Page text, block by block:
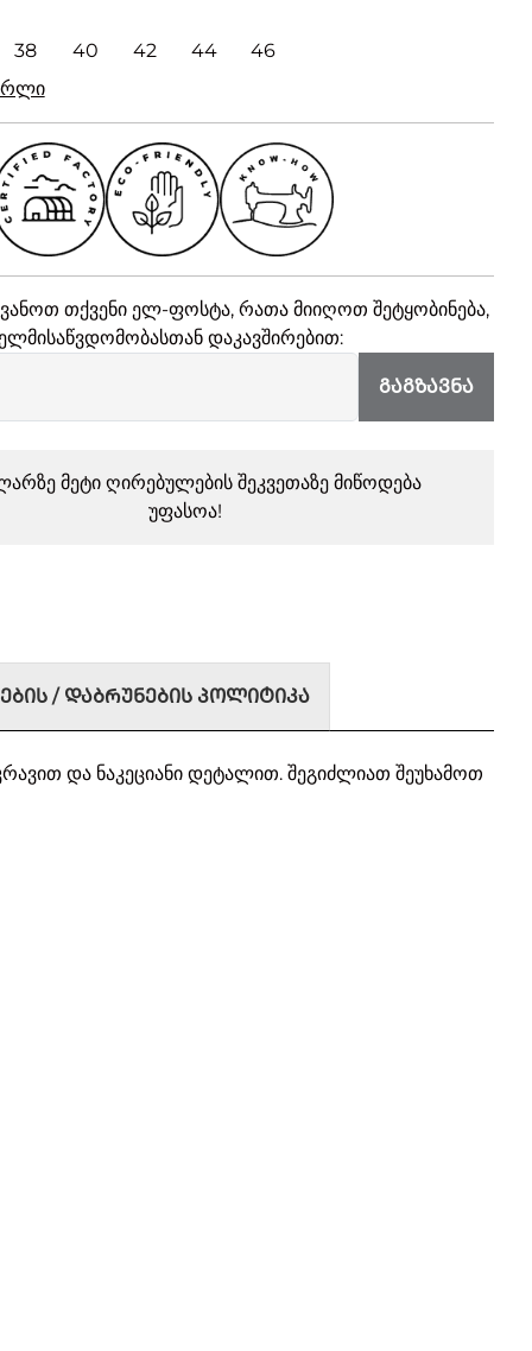
38 40 42 44
46
თქვენი ელ-ფოსტა, რათა მიიღოთ შეტყობინება,
დაკავშირებით:
ᲒᲐᲒᲖᲐᲕᲜᲐ
მეტი ღირებულების შეკვეთაზე მიწოდება
უფასოა!
/ ᲓᲐᲑᲠᲣᲜᲔᲑᲘᲡ ᲞᲝᲚᲘᲢᲘᲙᲐ
და ნაკეციანი დეტალით. შეგიძლიათ შეუხამოთ